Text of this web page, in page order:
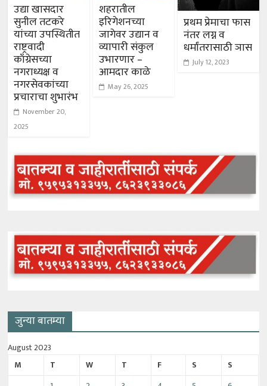
उद्या खासदार
सुनील तटकरे
यांच्या उपस्थितीत
राष्ट्रवादी
काँग्रेसच्या
नगराध्यक्ष व
नगरसेवकांच्या
प्रचाराचा शुभारंभ
November 20,
2025
शहरातील
इरिगेशनच्या
जागेवर उद्यान व
व्यापारी संकुल
उभारणार –
आमदार काळे
May 26, 2025
प्रथम प्रेमाचा फास
नंतर लग्न व
धर्मांतरासाठी ञास
July 12, 2023
जुन्या बातम्या
August 2023
M
T W T F S
S